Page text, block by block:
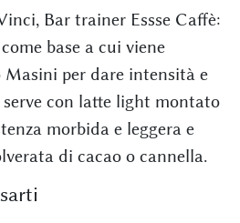
Bar trainer Essse Caffè:
base a cui viene
Masini per dare intensità e
con latte light montato
morbida e leggera e
di cacao o cannella.